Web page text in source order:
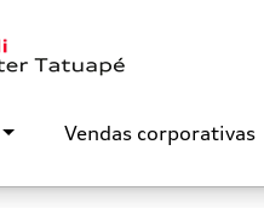
Vendas corporativas